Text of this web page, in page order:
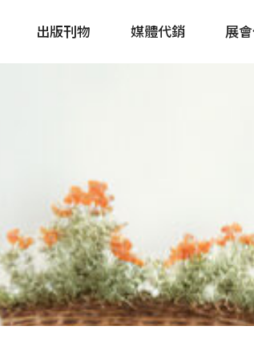
出版刊物
戶外探索 Outside
主題書籍
媒體代銷 展